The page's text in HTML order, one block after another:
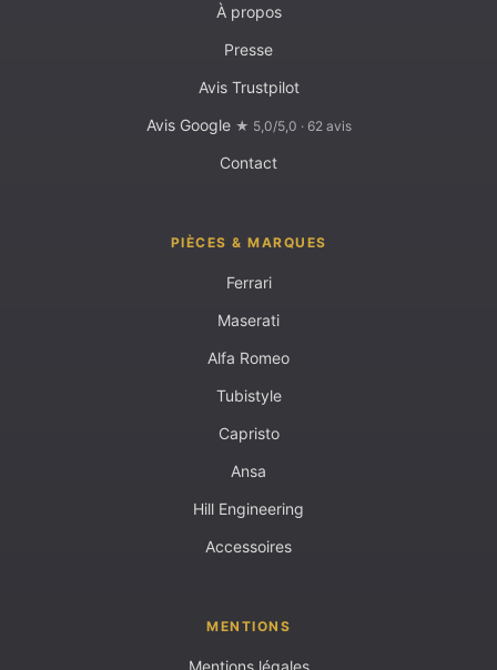
À propos
Presse
Avis Trustpilot
Avis Google ★ 5,0/5,0 · 62 avis
Contact
PIÈCES & MARQUES
Ferrari
Maserati
Alfa Romeo
Tubistyle
Capristo
Ansa
Hill Engineering
Accessoires
MENTIONS
Mentions légales